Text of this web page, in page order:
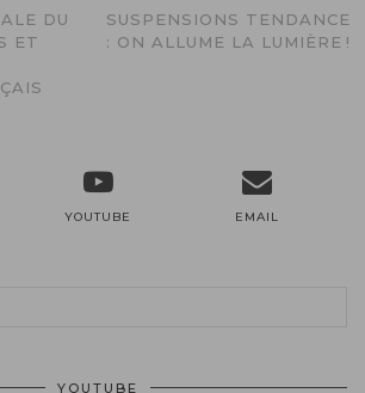
DU
ET
SUSPENSIONS TENDANCE
: ON ALLUME LA LUMIÈRE !
YOUTUBE EMAIL
YOUTUBE